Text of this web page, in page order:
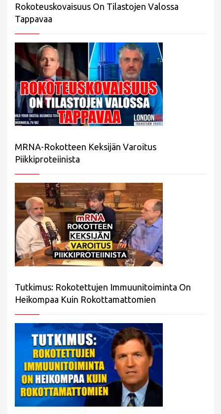
Rokoteuskovaisuus On Tilastojen Valossa
Tappavaa
MRNA-Rokotteen Keksijän Varoitus
Piikkiproteiinista
Tutkimus: Rokotettujen Immuunitoiminta On
Heikompaa Kuin Rokottamattomien